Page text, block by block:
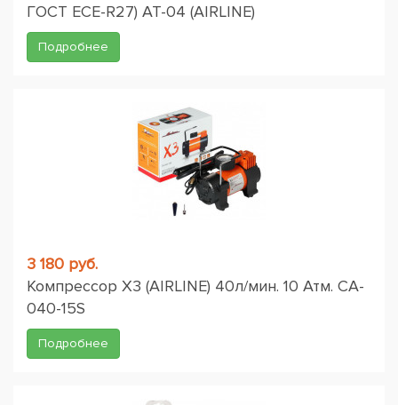
ГОСТ ЕСЕ-R27) AT-04 (AIRLINE)
Подробнее
3 180 руб.
Компрессор X3 (AIRLINE) 40л/мин. 10 Атм. CA-
040-15S
Подробнее